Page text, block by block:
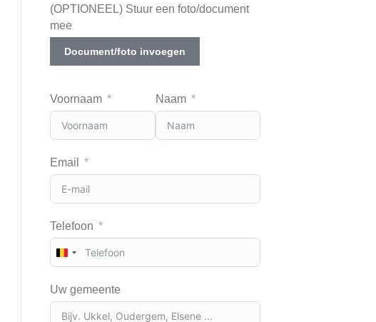
(OPTIONEEL) Stuur een foto/document
mee
Document/foto invoegen
Voornaam Naam
Email
Telefoon
B
e
i
Uw gemeente